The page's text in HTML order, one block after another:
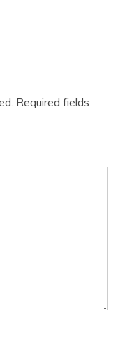
Required fields